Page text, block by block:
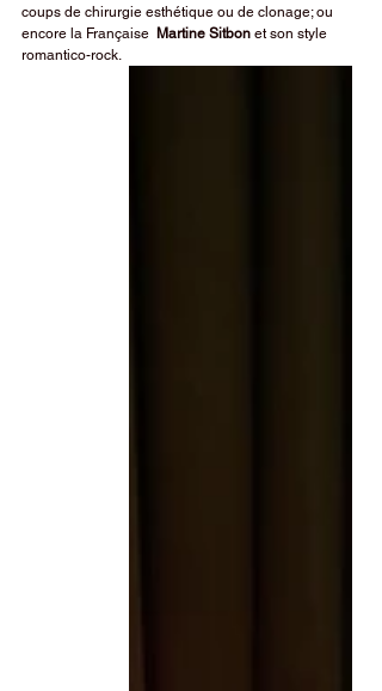
coups de chirurgie esthétique ou de clonage; ou
encore la Française Martine Sitbon et son style
romantico-rock.